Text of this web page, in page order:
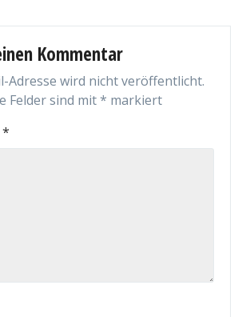
Kommentar
Adresse wird nicht veröffentlicht.
Felder sind mit* markiert
*